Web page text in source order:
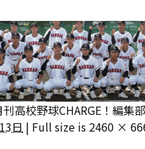
刊高校野球CHARGE！編集部
日 | Full size is 2460 ×